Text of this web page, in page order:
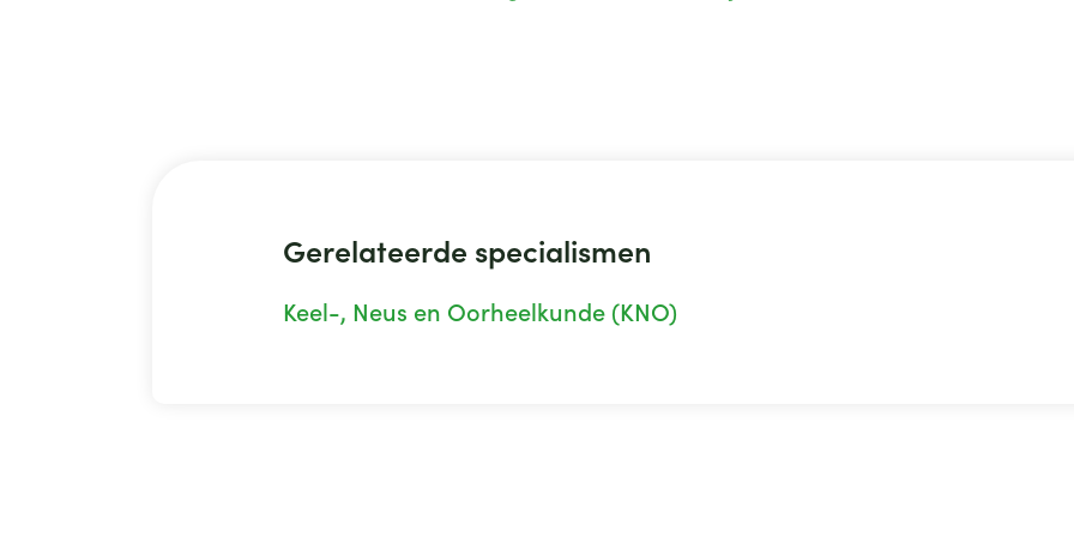
Gerelateerde specialismen
Keel-, Neus en Oorheelkunde (KNO)